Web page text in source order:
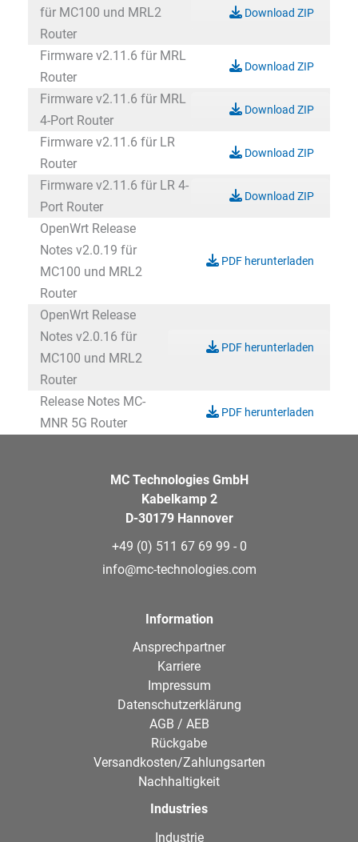
für MC100 und MRL2
Router
Download ZIP
Firmware v2.11.6 für MRL
Router
Download ZIP
Firmware v2.11.6 für MRL
4-Port Router
Download ZIP
Firmware v2.11.6 für LR
Router
Download ZIP
Firmware v2.11.6 für LR 4-
Port Router
Download ZIP
OpenWrt Release
Notes v2.0.19 für
MC100 und MRL2
Router
PDF herunterladen
OpenWrt Release
Notes v2.0.16 für
MC100 und MRL2
Router
PDF herunterladen
Release Notes MC-
MNR 5G Router
PDF herunterladen
MC Technologies GmbH
Kabelkamp 2
D-30179 Hannover
+49 (0) 511 67 69 99 - 0
info@mc-technologies.com
Information
Ansprechpartner
Karriere
Impressum
Datenschutzerklärung
AGB / AEB
Rückgabe
Versandkosten/Zahlungsarten
Nachhaltigkeit
Industries
Industrie